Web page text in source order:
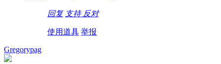
回复 支持 反对
使用道具 举报
Gregorypag